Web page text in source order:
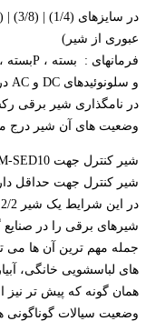
عبوری از شیر)
فرمانهای : بسته ، Pبسته ، باز ، وسط H و حالات خاص دیگر هیدرولیکی
و سلونوئیدهای DC و AC در انواع ولتاژ 220 ولت ، 110 ولت و 24 ولت.
در نامگذاری شیر برقی
وضعیت های آن شیر درج
شیر کنترل جهت M-SED10 رکسروت
در این شرایط یک شیر 2/2 است.
شیرهای برقی را در صنایع
جمله مهم ترین آن ها می
های لباسشویی خانگی،
همان گونه که پیش تر نیز
وضعیت سیالات گوناگونی